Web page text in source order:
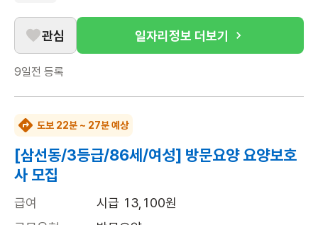
관심 일자리정보 더보기
9일전 등록
도보 22분 ~ 27분 예상
[삼선동/3등급/86세/여성] 방문요양 요양보호
사 모집
급여
시급 13,100원